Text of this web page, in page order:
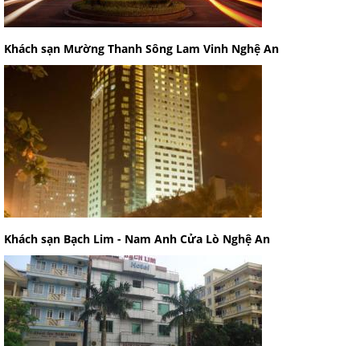
Khách sạn Mường Thanh Sông Lam Vinh Nghệ An
Khách sạn Bạch Lim - Nam Anh Cửa Lò Nghệ An